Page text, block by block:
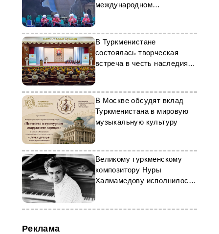
международном
симпозиуме «Шашмаком»
В Туркменистане
состоялась творческая
встреча в честь наследия
Махтумкули
В Москве обсудят вклад
Туркменистана в мировую
музыкальную культуру
Великому туркменскому
композитору Нуры
Халмамедову исполнилось
Реклама